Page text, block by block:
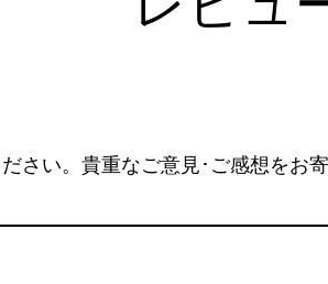
レビュ
さい。貴重なご意見･ご感想をお